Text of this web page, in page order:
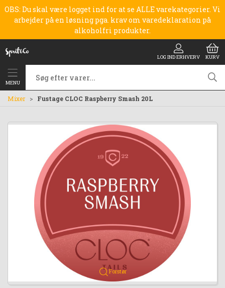
OBS: Du skal være logget ind for at se ALLE varekategorier. Vi
arbejder på en løsning pga. krav om varedeklaration på
alkoholfri produkter.
LOG IND ERHVERV KURV
MENU
Mixer Fustage CLOC Raspberry Smash 20L
Forstør